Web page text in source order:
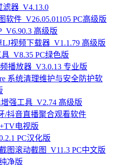
滤器_V4.13.0
件_V26.05.01105 PC高级版
高级版
LJ视频下载器_V1.1.79 高级版
_V8.35 PC绿色版
播放器_V3.0.13 专业版
系统清理维护与安全防护软
增强工具_V2.74 高级版
/抖音直播聚合观看软件
电视版
PC汉化版
图滚动截图_V11.3 PC中文版
净版